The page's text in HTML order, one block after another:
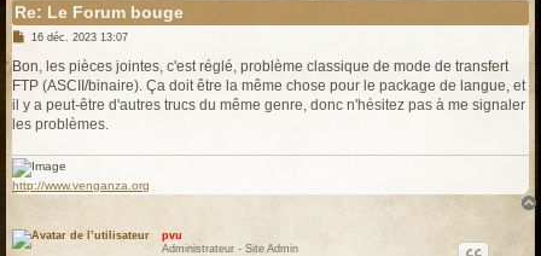
Re: Le Forum bouge
M
s
s
a
g
e
16 déc. 2023 13:07
Bon, les pièces jointes, c'est réglé, problème classique de mode de transfert
FTP (ASCII/binaire). Ça doit être la même chose pour le package de langue, et
il y a peut-être d'autres trucs du même genre, donc n'hésitez pas à me signaler
les problèmes.
http://www.venganza.org
pvu
Administrateur - Site Admin